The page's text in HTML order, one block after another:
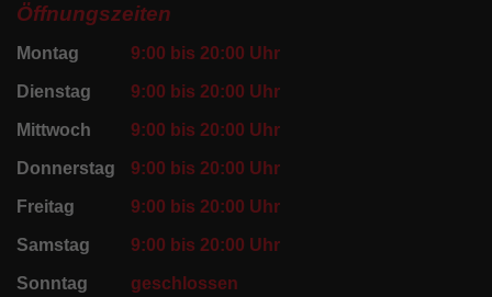
Öffnungszeiten
Montag 9:00 bis 20:00 Uhr
Dienstag 9:00 bis 20:00 Uhr
Mittwoch 9:00 bis 20:00 Uhr
Donnerstag 9:00 bis 20:00 Uhr
Freitag 9:00 bis 20:00 Uhr
Samstag 9:00 bis 20:00 Uhr
Sonntag geschlossen